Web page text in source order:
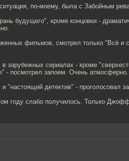
по-моему, была с Забойным
будущего", кроме концовки -
фильмов, смотрел только "Всё и
зарубежных сериалах - кроме
- посмотрел запоем. Очень атмосферно.
и "настоящий детектив" - проголосовал
году слабо получилось. Только